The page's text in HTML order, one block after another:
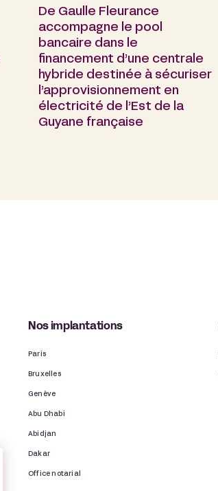
De Gaulle Fleurance
accompagne le pool
bancaire dans le
financement d’une centrale
hybride destinée à sécuriser
l’approvisionnement en
électricité de l’Est de la
Guyane française
Nos implantations
Paris
Bruxelles
Genève
Abu Dhabi
Abidjan
Dakar
Office notarial